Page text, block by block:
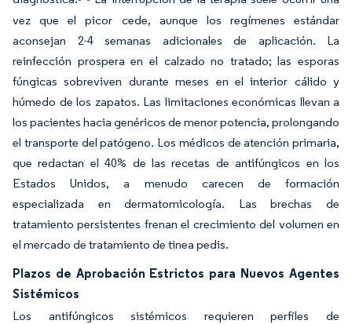
vez que el picor cede, aunque los regímenes estándar
aconsejan 2-4 semanas adicionales de aplicación. La
reinfección prospera en el calzado no tratado; las esporas
fúngicas sobreviven durante meses en el interior cálido y
húmedo de los zapatos. Las limitaciones económicas llevan a
los pacientes hacia genéricos de menor potencia, prolongando
el transporte del patógeno. Los médicos de atención primaria,
que redactan el 40% de las recetas de antifúngicos en los
Estados Unidos, a menudo carecen de formación
especializada en dermatomicología. Las brechas de
tratamiento persistentes frenan el crecimiento del volumen en
el mercado de tratamiento de tinea pedis.
Plazos de Aprobación Estrictos para Nuevos Agentes
Sistémicos
Los antifúngicos sistémicos requieren perfiles de